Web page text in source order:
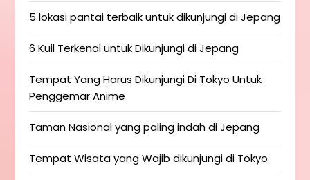
5 lokasi pantai terbaik untuk dikunjungi di Jepang
6 Kuil Terkenal untuk Dikunjungi di Jepang
Tempat Yang Harus Dikunjungi Di Tokyo Untuk
Penggemar Anime
Taman Nasional yang paling indah di Jepang
Tempat Wisata yang Wajib dikunjungi di Tokyo